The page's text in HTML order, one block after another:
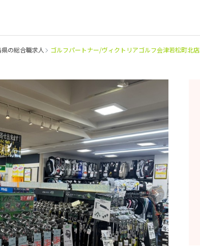
の総合職求人 ゴルフパートナー/ヴィクトリアゴルフ会津若松町北店